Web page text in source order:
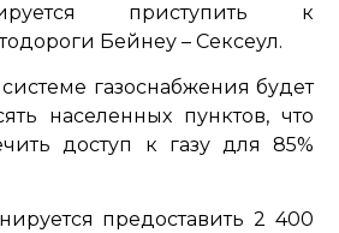
приступить к
Бейнеу – Сексеул.
газоснабжения будет
населенных пунктов, что
доступ к газу для 85%
предоставить 2 400